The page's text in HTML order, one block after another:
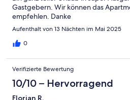
Gastgebern. Wir können das
empfehlen. Danke
Aufenthalt von 13 Nächten im Mai 2025
0
Verifizierte Bewertung
10/10 – Hervorragend
Florian R.